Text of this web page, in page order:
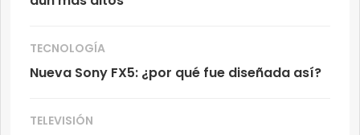
TECNOLOGÍA
Nueva Sony FX5: ¿por qué fue diseñada así?
TELEVISIÓN